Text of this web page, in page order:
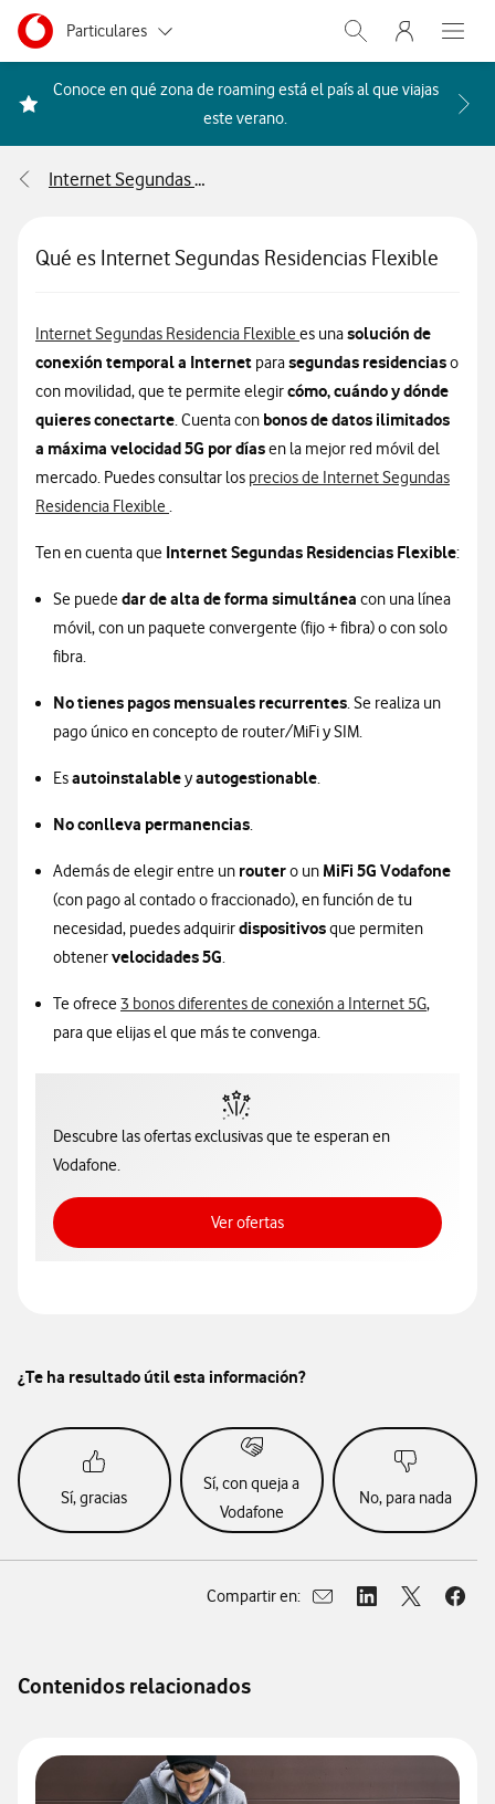
Ir a la pagina principal de vodafone.es
Menu navegación Segmento
Particulares
Autónomos
Grandes empresas
Abrir buscador.
Menu
Abre
Conoce en qué zona de roaming está el país al que viajas
este verano. Acceder a la FAQ Qué
Internet Segundas Residencias Flexible
Qué es Internet Segundas Residencias Flexible
Internet Segundas Residencia Flexible es unasolución de
conexión temporal a Internet parasegundas residenciaso
con movilidad, que te permite elegircómo, cuándo y dónde
quieres conectarte. Cuenta con bonos de datos ilimitados
a máxima velocidad 5G por díasen la mejor red móvil del
mercado. Puedes consultar los precios de Internet Segundas
Residencia Flexible .
Ten en cuenta que Internet Segundas Residencias Flexible:
Se puededar de alta de forma simultánea con una línea
móvil, con un paquete convergente (fijo + fibra) o con solo
fibra.
No tienes pagos mensuales recurrentes. Se realiza un
pago único en concepto de router/MiFi y SIM.
Esautoinstalableyautogestionable.
No conlleva permanencias.
Además de elegir entre un routero un MiFi 5G Vodafone
(con pago al contado o fraccionado), en función de tu
necesidad, puedes adquirirdispositivosque permiten
obtenervelocidades 5G.
Te ofrece3 bonos diferentes de conexión a Internet 5G,
para que elijas el que más te convenga.
Descubre las ofertas exclusivas que te esperan en
Vodafone.
Ver ofertasVer ofertas
¿Te ha resultado útil esta información?
Sí, gracias
Sí, con queja a
Vodafone
No, para nada
Compartir en:
Abrir ventana para
Abrir ventana
Abrir Abrir
Contenidos relacionados